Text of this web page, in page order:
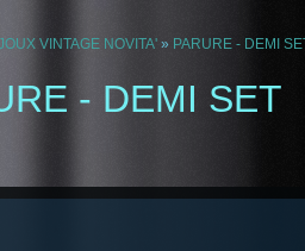
VINTAGE NOVITA' » PARURE - DEMI
- DEMI SET